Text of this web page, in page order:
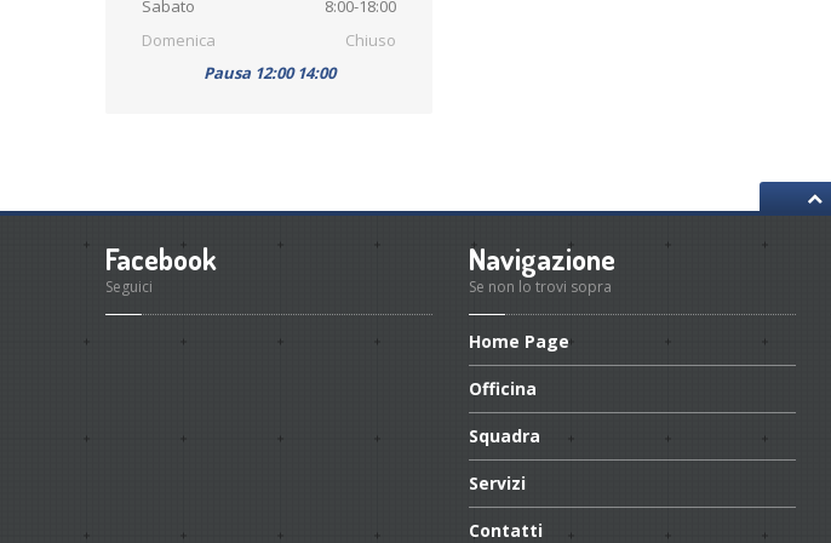
Sabato
8:00-18:00
Domenica
Chiuso
Pausa 12:00 14:00
Facebook
Seguici
Navigazione
Se non lo trovi sopra
Home Page
Officina
Squadra
Servizi
Contatti